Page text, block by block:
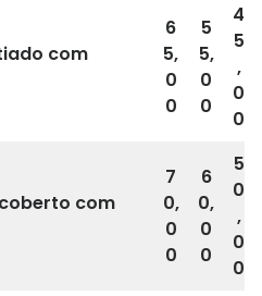
com
6
5,
0
0
5
5,
0
0
4
5
,
0
0
com
7
0,
0
0
6
0,
0
0
5
0
,
0
0